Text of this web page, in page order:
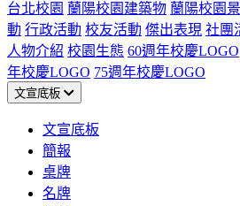
台北校園 蘭陽校園建築物 蘭陽校園
動 行政活動 校友活動 傑出表現 社團
人物介紹 校園生態 60週年校慶LOGO
年校慶LOGO 75週年校慶LOGO
文宣底板
文宣底板
簡報
桌牌
名牌